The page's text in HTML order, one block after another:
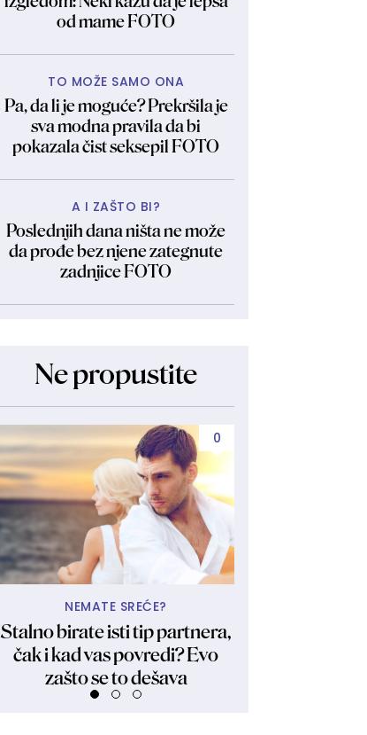
od mame FOTO
TO MOŽE SAMO ONA
Pa, da li je moguće? Prekršila je
sva modna pravila da bi
pokazala čist seksepil FOTO
A I ZAŠTO BI?
Poslednjih dana ništa ne može
da prođe bez njene zategnute
zadnjice FOTO
Ne propustite
0
NEMATE SREĆE?
Stalno birate isti tip partnera,
čak i kad vas povredi? Evo
zašto se to dešava